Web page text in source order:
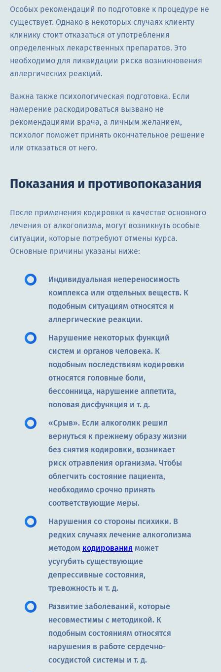
Особых рекомендаций по подготовке к процедуре не
существует. Однако в некоторых случаях клиенту
клинику стоит отказаться от употребления
определенных лекарственных препаратов. Это
необходимо для ликвидации риска возникновения
аллергических реакций.
Важна также психологическая подготовка. Если
намерение раскодироваться вызвано не
рекомендациями врача, а личным желанием,
психолог поможет принять окончательное решение
или отказаться от него.
Показания и противопоказания
После применения кодировки в качестве основного
лечения от алкоголизма, могут возникнуть особые
ситуации, которые потребуют отмены курса.
Основные причины указаны ниже:
Индивидуальная непереносимость
комплекса или отдельных веществ. К
подобным ситуациям относятся и
аллергические реакции.
Нарушение некоторых функций
систем и органов человека. К
подобным последствиям кодировки
относятся головные боли,
бессонница, нарушение аппетита,
половая дисфункция и т. д.
«Срыв». Если алкоголик решил
вернуться к прежнему образу жизни
без снятия кодировки, возникает
риск отравления организма. Чтобы
облегчить состояние пациента,
необходимо срочно принять
соответствующие меры.
Нарушения со стороны психики. В
редких случаях лечение алкоголизма
методом кодирования может
усугубить существующие
депрессивные состояния,
тревожность и т. д.
Развитие заболеваний, которые
несовместимы с методикой. К
подобным состояниям относятся
нарушения в работе сердечно-
сосудистой системы и т. д.